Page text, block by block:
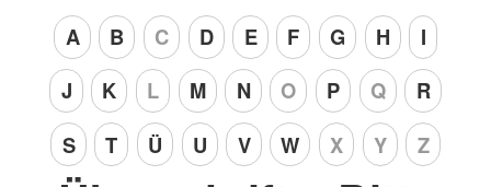
A B C D E F G H
I
J
K L M N O P Q
R
S
T Ü U V W X Y Z